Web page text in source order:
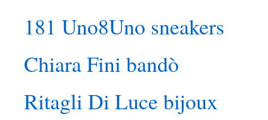
181 Uno8Uno sneakers
Chiara Fini bandò
Ritagli Di Luce bijoux